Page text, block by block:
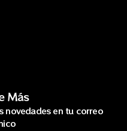
Más
novedades en tu correo